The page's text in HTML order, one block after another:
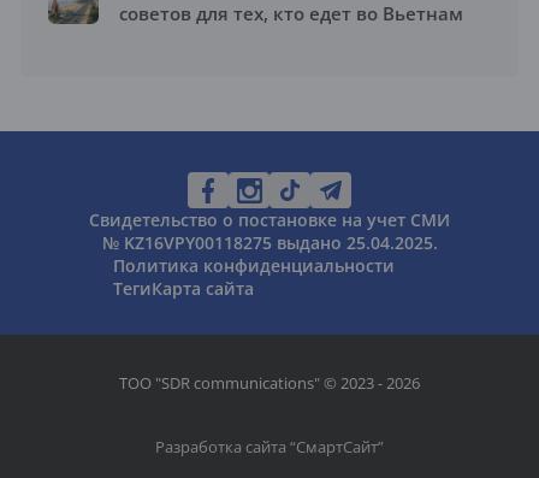
советов для тех, кто едет во Вьетнам
Свидетельство о постановке на учет СМИ
№ KZ16VPY00118275 выдано 25.04.2025.
Политика конфиденциальности
ТегиКарта сайта
ТОО "SDR communications" © 2023 - 2026
Разработка сайта “СмартСайт”